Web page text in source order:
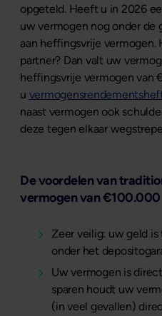
opgeteld. Heeft u in 2026
uw vermogen nog onder de
aan heffingsvrije vermogen.
partner? Dan valt uw
heffingsvrije vermogen van
u
naast vermogen ook
deze tegen elkaar
De voordelen van
vermogen van €100.000
Zeer veilig: uw geld
onder het
Uw vermogen is
sparen houdt uw
(in veel gevallen)